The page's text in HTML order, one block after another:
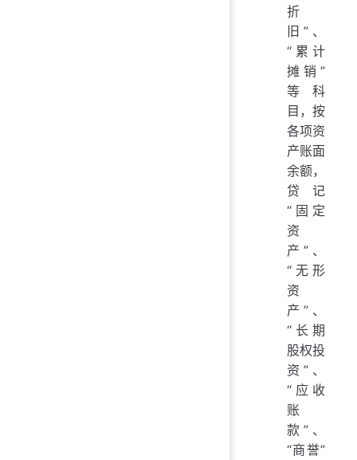
折
旧”、
“累计
摊销”
等科
目，按
各项资
产账面
余额，
贷记
“固定
资
产”、
“无形
资
产”、
“长期
股权投
资”、
“应收
账
款”、
“商誉”